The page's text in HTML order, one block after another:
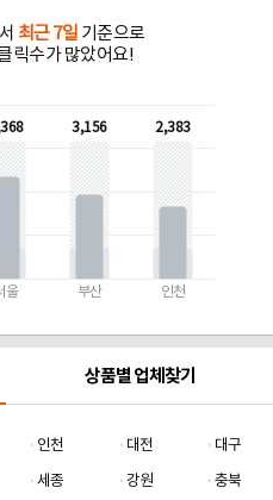
최근 7일 기준으로
릭수가 많았어요!
울
3,156
부산
2,383
인천
상품별 업체찾기
인천 대전
대구
세종 강원
충북